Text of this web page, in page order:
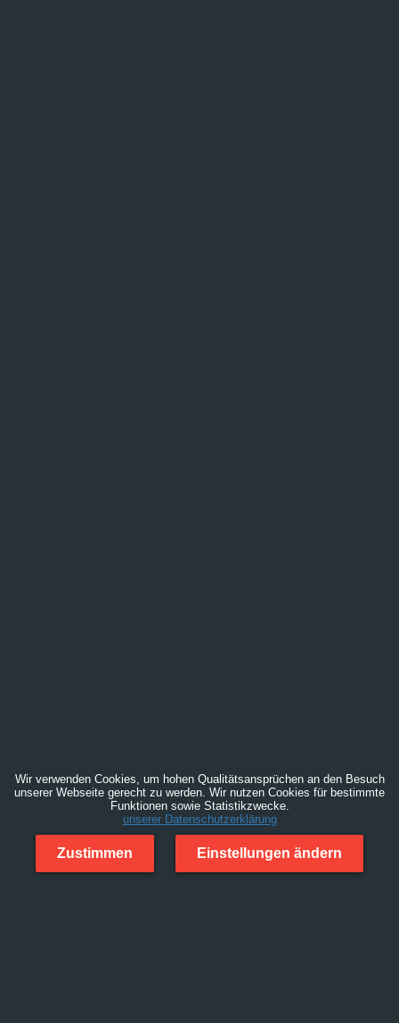
Wir verwenden Cookies, um hohen Qualitätsansprüchen an den Besuch
unserer Webseite gerecht zu werden. Wir nutzen Cookies für bestimmte
Funktionen sowie Statistikzwecke.
unserer Datenschutzerklärung
Zustimmen Einstellungen ändern